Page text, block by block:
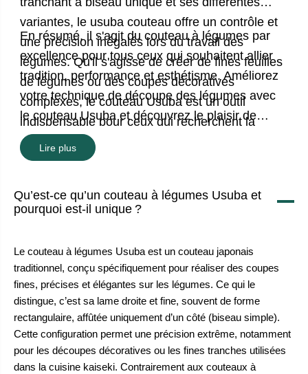
variantes, le usuba couteau offre un contrôle et
une précision inégalés lors du travail des
légumes. Qu'il s'agisse de créer de fines feuilles
de légumes ou des coupes décoratives
complexes, le couteau Usuba est un outil
indispensable pour ceux qui recherchent la
perfection dans leurs activités culinaires.
En résumé, il s'agit ducouteau à légumespar
excellence pour tous ceux qui souhaitent allier
tradition, performance et esthétisme. Améliorez
votre technique de découpe des légumes avec
le couteau Usuba et découvrez le plaisir de
préparer des légumes précis et magnifiques.
Lire plus
Qu’est-ce qu’un couteau à légumes Usuba et
pourquoi est-il unique ?
Le couteau à légumes Usuba est un couteau japonais
traditionnel, conçu spécifiquement pour réaliser des coupes
fines, précises et élégantes sur les légumes. Ce qui le
distingue, c’est sa lame droite et fine, souvent de forme
rectangulaire, affûtée uniquement d’un côté (biseau simple).
Cette configuration permet une précision extrême, notamment
pour les découpes décoratives ou les fines tranches utilisées
dans la cuisine kaiseki. Contrairement aux couteaux à